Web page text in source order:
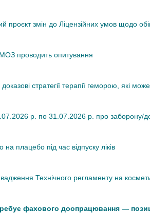
змін до Ліцензійних умов щодо
проводить опитування
стратегії терапії геморою, які
р. по 31.07.2026 р. про заборону/
плацебо під час відпуску ліків
Технічного регламенту на
фахового доопрацювання —